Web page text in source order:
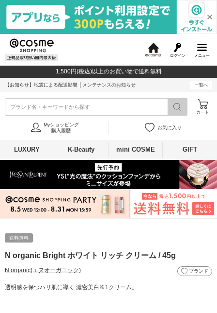
メニュー
ログイン
c
o
1,500円(税込)以上のお買い物で送料無料
【お知らせ】 地震による配送影響 メンテナンスのお知らせ 一覧へ
ブランド名・キーワードから探す
カート
Myショッピング
購入履歴
お気に入り
LUXURY K-Beauty mini COSME GIFT
送料無料
N organic Bright ホワイト リッチ クリーム / 45g
N organic(エヌオーガニック) ブランド
透明感を保つハリ肌に導く 濃密美白※1クリーム。